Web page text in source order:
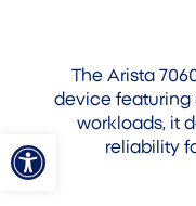
פתח
The Arista
device featuring
workloads, it
reliability